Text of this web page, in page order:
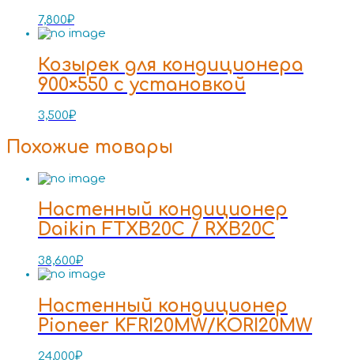
7,800₽
Козырек для кондиционера
900×550 с установкой
3,500₽
Похожие товары
Настенный кондиционер
Daikin FTXB20C / RXB20C
38,600₽
Настенный кондиционер
Pioneer KFRI20MW/KORI20MW
24,000₽